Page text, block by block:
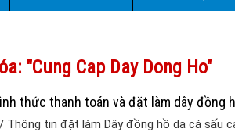
"cung Cap Day Dong Ho"
thức thanh toán và đặt làm dây đồng
Thông tin đặt làm Dây đồng hồ da cá sấu